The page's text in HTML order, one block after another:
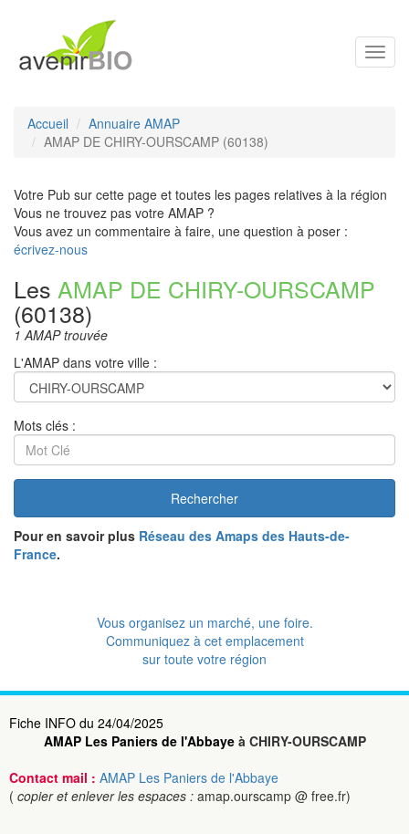
Accueil
Annuaire AMAP
AMAP DE CHIRY-OURSCAMP (60138)
Votre Pub sur cette page et toutes les pages relatives à la région
Vous ne trouvez pas votre AMAP ?
Vous avez un commentaire à faire, une question à poser :
écrivez-nous
Les AMAP DE CHIRY-OURSCAMP
(60138)
1 AMAP trouvée
L'AMAP dans votre ville :
Mots clés :
Rechercher
Pour en savoir plus Réseau des Amaps des Hauts-de-
France.
Vous organisez un marché, une foire.
Communiquez à cet emplacement
sur toute votre région
Fiche INFO du 24/04/2025
AMAP Les Paniers de l'Abbayeà CHIRY-OURSCAMP
Contact mail : AMAP Les Paniers de l'Abbaye
( copier et enlever les espaces : amap.ourscamp @ free.fr)